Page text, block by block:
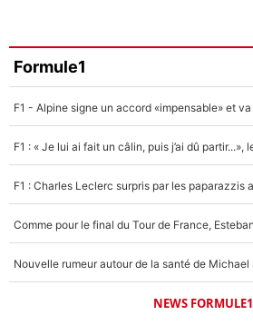
Formule1
NEWS FORMULE1